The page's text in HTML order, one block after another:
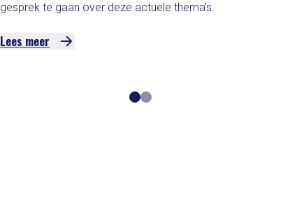
gesprek te gaan over deze actuele thema's.
Lees meer